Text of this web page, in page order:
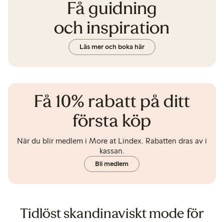
Få guidning
och inspiration
Läs mer och boka här
Få 10% rabatt på ditt
första köp
När du blir medlem i More at Lindex. Rabatten dras av i
kassan.
Bli medlem
Tidlöst skandinaviskt mode för